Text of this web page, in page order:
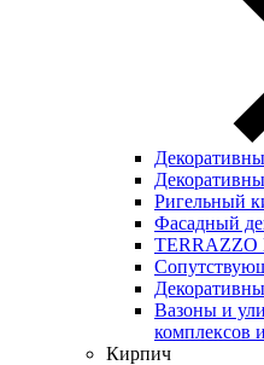
Ригельный
Фасадный
Вазоны и
комплексов
Кирпич